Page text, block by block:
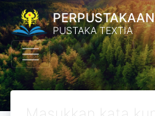
PUSTAKA TEXTIA